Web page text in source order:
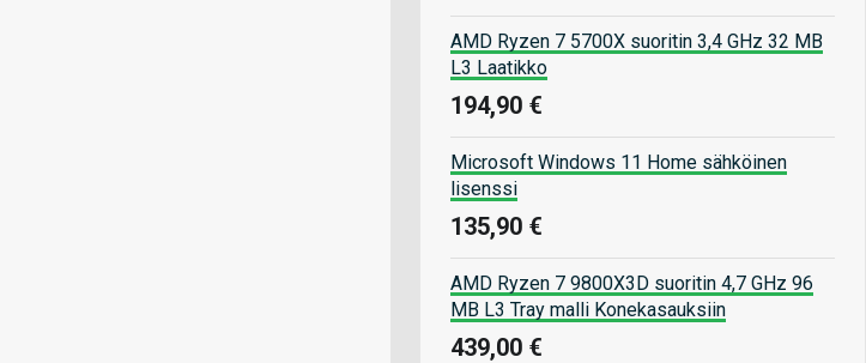
AMD Ryzen 7 5700X suoritin 3,4 GHz 32 MB
L3 Laatikko
194,90 €
Microsoft Windows 11 Home sähköinen
lisenssi
135,90 €
AMD Ryzen 7 9800X3D suoritin 4,7 GHz 96
MB L3 Tray malli Konekasauksiin
439,00 €